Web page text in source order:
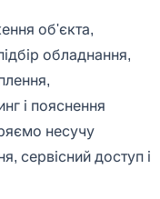
об'єкта,
обладнання,
і пояснення
несучу
сервісний доступ і